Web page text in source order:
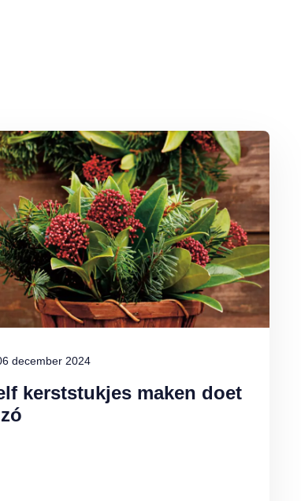
kerststukjes maken doet
december 2024
over Zelf kerststukjes maken doet u zó